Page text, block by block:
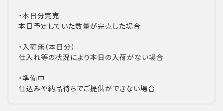
・本日分完売
本日予定していた数量が完売した場合
・入荷無（本日分）
仕入れ等の状況により本日の入荷がない場合
・準備中
仕込みや納品待ちでご提供ができない場合